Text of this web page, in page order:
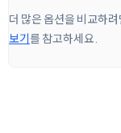
더 많은 옵션을 비교하려
보기를 참고하세요.